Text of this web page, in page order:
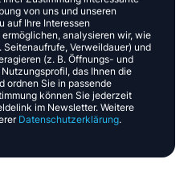
von uns und unseren
auf Ihre Interessen
analysieren wir, wie
Seitenaufrufe, Verweildauer) und
(z. B. Öffnungs- und
das Ihnen die
ordnen Sie in passende
können Sie jederzeit
im Newsletter. Weitere
Datenschutzerklärung.